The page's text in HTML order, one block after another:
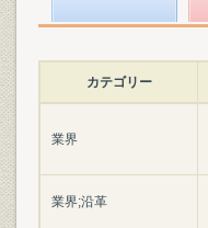
カテゴリー
業界
業界;沿革